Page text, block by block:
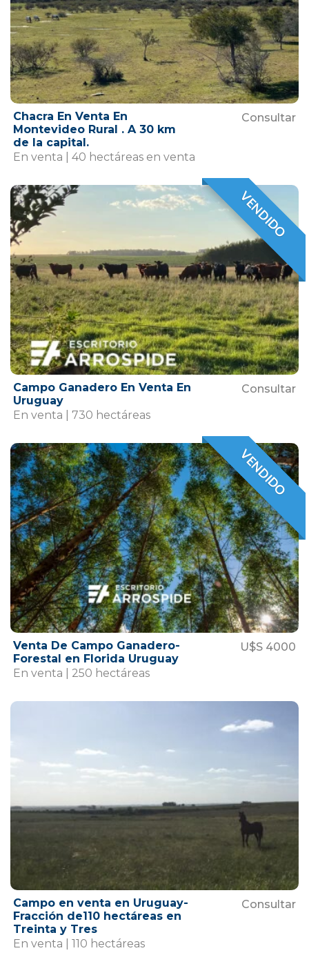
Chacra En Venta En
Montevideo Rural . A 30 km
de la capital.
Consultar
En venta | 40 hectáreas en venta
VENDIDO
VENDIDO
Campo Ganadero En Venta En
Uruguay
Consultar
En venta | 730 hectáreas
VENDIDO
VENDIDO
Venta De Campo Ganadero-
Forestal en Florida Uruguay
U$S 4000
En venta | 250 hectáreas
Campo en venta en Uruguay-
Fracción de110 hectáreas en
Treinta y Tres
Consultar
En venta | 110 hectáreas